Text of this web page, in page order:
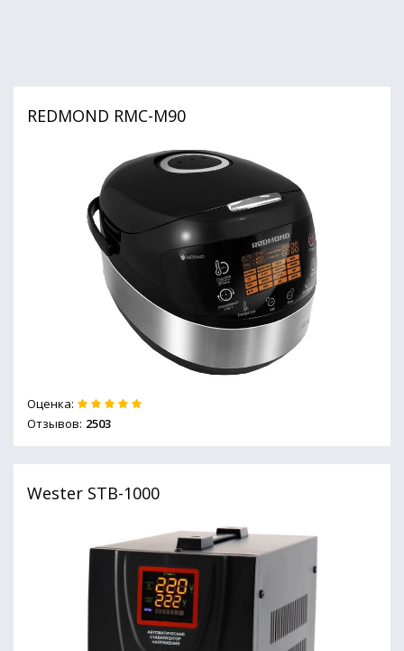
REDMOND RMC-M90
Оценка:
Отзывов: 2503
Wester STB-1000